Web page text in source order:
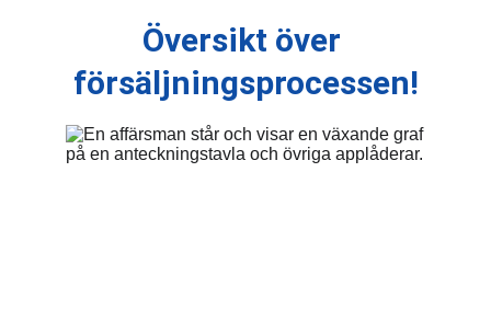
Översikt över
försäljningsprocessen!